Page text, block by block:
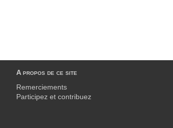
A propos de ce site
Remerciements
Participez et contribuez